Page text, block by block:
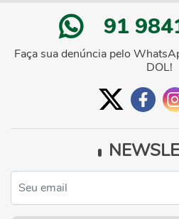
91
Faça sua denúncia pelo
DOL!